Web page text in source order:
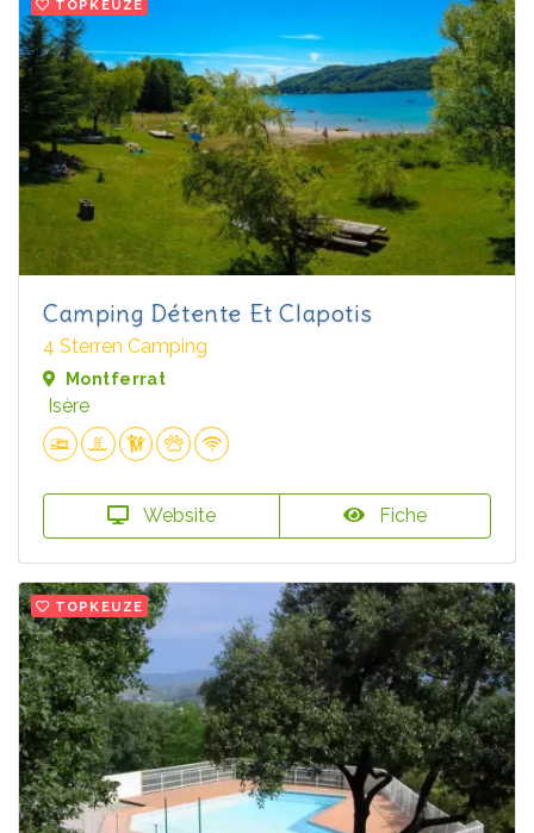
TOPKEUZE
Camping Détente Et Clapotis
4 Sterren Camping
Montferrat
Isère
Website Fiche
TOPKEUZE